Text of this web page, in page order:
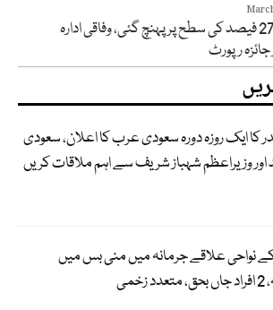
مہنگائی 42 اعشاریہ27 فیصد کی سطح پر پہنچ گئی، وفاقی ادارہ
رپورٹ
کا ایک روزہ دورہ سعودی عرب کا اعلان، سعودی
اور وزیراعظم شہباز شریف سے اہم ملاقات کریں
نواحی علاقے جرمانہ میں منی بس میں